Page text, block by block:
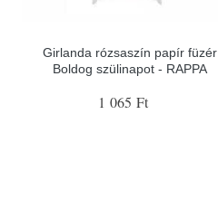
Girlanda rózsaszín papír füzér
Boldog szülinapot - RAPPA
1 065 Ft